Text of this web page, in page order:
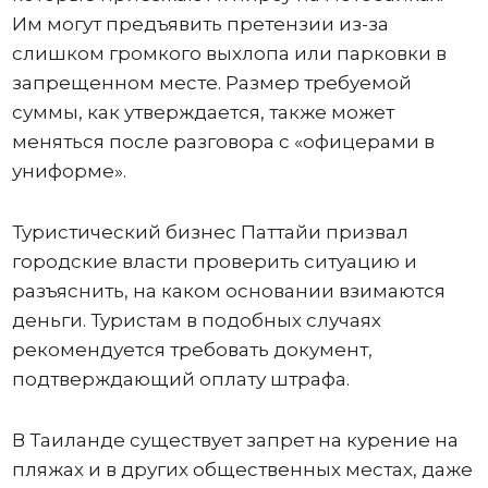
Им могут предъявить претензии из-за
слишком громкого выхлопа или парковки в
запрещенном месте. Размер требуемой
суммы, как утверждается, также может
меняться после разговора с «офицерами в
униформе».
Туристический бизнес Паттайи призвал
городские власти проверить ситуацию и
разъяснить, на каком основании взимаются
деньги. Туристам в подобных случаях
рекомендуется требовать документ,
подтверждающий оплату штрафа.
В Таиланде существует запрет на курение на
пляжах и в других общественных местах, даже